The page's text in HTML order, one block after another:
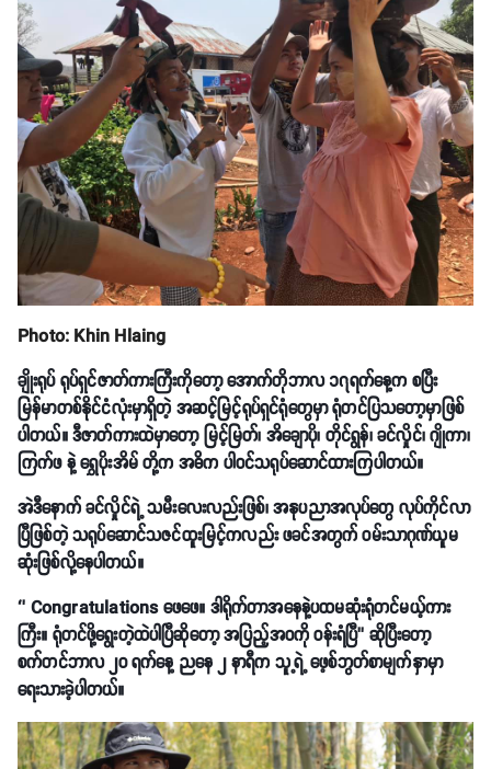
Photo: Khin Hlaing
ချိုးရုပ် ရုပ်ရှင်ဇာတ်ကားကြီးကိုတော့ အောက်တိုဘာလ ၁၇ရက်နေ့က စပြီး
မြန်မာတစ်နိုင်ငံလုံးမှာရှိတဲ့ အဆင့်မြင့်ရုပ်ရှင်ရုံတွေမှာ ရုံတင်ပြသတော့မှာဖြစ်
ပါတယ်။ ဒီဇာတ်ကားထဲမှာတော့ မြင့်မြတ်၊ အိချောပို၊ တိုင်ရွန်၊ ခင်လှိုင်၊ ဂျိုကာ၊
ကြက်ဖ နဲ့ ရွှေပိုးအိမ် တို့က အဓိက ပါဝင်သရုပ်ဆောင်ထားကြပါတယ်။
အဲဒီနောက် ခင်လှိုင်ရဲ့ သမီးလေးလည်းဖြစ်၊ အနုပညာအလုပ်တွေ လုပ်ကိုင်လာ
ပြီဖြစ်တဲ့ သရုပ်ဆောင်သဇင်ထူးမြင့်ကလည်း ဖခင်အတွက် ဝမ်းသာဂုဏ်ယူမ
ဆုံးဖြစ်လို့နေပါတယ်။
‘’ Congratulations ဖေဖေ။ ဒါရိုက်တာအနေနဲ့ပထမဆုံးရုံတင်မယ့်ကား
ကြီး။ ရုံတင်ဖို့ရွေးတဲ့ထဲပါပြီဆိုတော့ အပြည့်အဝကို ဝန်းရံပြီ’’ ဆိုပြီးတော့
စက်တင်ဘာလ ၂၀ ရက်နေ့ ညနေ ၂ နာရီက သူ့ရဲ့ ဖေ့စ်ဘွတ်စာမျက်နှာမှာ
ရေးသားခဲ့ပါတယ်။